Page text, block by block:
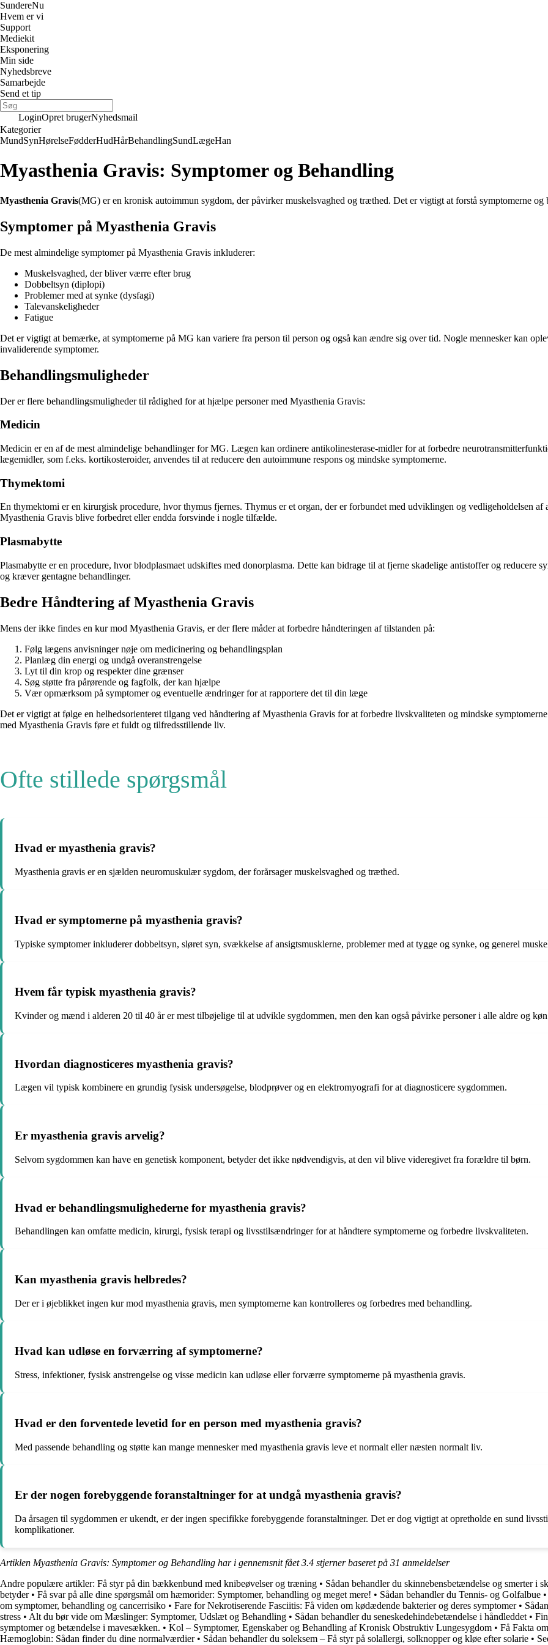
SundereNu
Hvem er vi
Support
Mediekit
Eksponering
Min side
Nyhedsbreve
Samarbejde
Send et tip
LoginOpret brugerNyhedsmail
Kategorier
MundSynHørelseFødderHudHårBehandlingSundLægeHan
Myasthenia Gravis: Symptomer og Behandling
Myasthenia Gravis(MG) er en kronisk autoimmun sygdom, der påvirker muskelsvaghed og træthed. Det er vigtigt at forstå symptomerne
Symptomer på Myasthenia Gravis
De mest almindelige symptomer på Myasthenia Gravis inkluderer:
Muskelsvaghed, der bliver værre efter brug
Dobbeltsyn (diplopi)
Problemer med at synke (dysfagi)
Talevanskeligheder
Fatigue
Det er vigtigt at bemærke, at symptomerne på MG kan variere fra person til person og også kan ændre sig over tid. Nogle mennesker kan
invaliderende symptomer.
Behandlingsmuligheder
Der er flere behandlingsmuligheder til rådighed for at hjælpe personer med Myasthenia Gravis:
Medicin
Medicin er en af de mest almindelige behandlinger for MG. Lægen kan ordinere antikolinesterase-midler for at forbedre
lægemidler, som f.eks. kortikosteroider, anvendes til at reducere den autoimmune respons og mindske symptomerne.
Thymektomi
En thymektomi er en kirurgisk procedure, hvor thymus fjernes. Thymus er et organ, der er forbundet med udviklingen og vedligeholdelsen
Myasthenia Gravis blive forbedret eller endda forsvinde i nogle tilfælde.
Plasmabytte
Plasmabytte er en procedure, hvor blodplasmaet udskiftes med donorplasma. Dette kan bidrage til at fjerne skadelige antistoffer og
og kræver gentagne behandlinger.
Bedre Håndtering af Myasthenia Gravis
Mens der ikke findes en kur mod Myasthenia Gravis, er der flere måder at forbedre håndteringen af ​​tilstanden på:
Følg lægens anvisninger nøje om medicinering og behandlingsplan
Planlæg din energi og undgå overanstrengelse
Lyt til din krop og respekter dine grænser
Søg støtte fra pårørende og fagfolk, der kan hjælpe
Vær opmærksom på symptomer og eventuelle ændringer for at rapportere det til din læge
Det er vigtigt at følge en helhedsorienteret tilgang ved håndtering af Myasthenia Gravis for at forbedre livskvaliteten og mindske
med Myasthenia Gravis føre et fuldt og tilfredsstillende liv.
Ofte stillede spørgsmål
Hvad er myasthenia gravis?
Myasthenia gravis er en sjælden neuromuskulær sygdom, der forårsager muskelsvaghed og træthed.
Hvad er symptomerne på myasthenia gravis?
Typiske symptomer inkluderer dobbeltsyn, sløret syn, svækkelse af ansigtsmusklerne, problemer med at tygge og synke, og generel
Hvem får typisk myasthenia gravis?
Kvinder og mænd i alderen 20 til 40 år er mest tilbøjelige til at udvikle sygdommen, men den kan også påvirke personer i alle aldre og
Hvordan diagnosticeres myasthenia gravis?
Lægen vil typisk kombinere en grundig fysisk undersøgelse, blodprøver og en elektromyografi for at diagnosticere sygdommen.
Er myasthenia gravis arvelig?
Selvom sygdommen kan have en genetisk komponent, betyder det ikke nødvendigvis, at den vil blive videregivet fra forældre til børn.
Hvad er behandlingsmulighederne for myasthenia gravis?
Behandlingen kan omfatte medicin, kirurgi, fysisk terapi og livsstilsændringer for at håndtere symptomerne og forbedre livskvaliteten.
Kan myasthenia gravis helbredes?
Der er i øjeblikket ingen kur mod myasthenia gravis, men symptomerne kan kontrolleres og forbedres med behandling.
Hvad kan udløse en forværring af symptomerne?
Stress, infektioner, fysisk anstrengelse og visse medicin kan udløse eller forværre symptomerne på myasthenia gravis.
Hvad er den forventede levetid for en person med myasthenia gravis?
Med passende behandling og støtte kan mange mennesker med myasthenia gravis leve et normalt eller næsten normalt liv.
Er der nogen forebyggende foranstaltninger for at undgå myasthenia gravis?
Da årsagen til sygdommen er ukendt, er der ingen specifikke forebyggende foranstaltninger. Det er dog vigtigt at opretholde en sund
komplikationer.
Artiklen Myasthenia Gravis: Symptomer og Behandling har i gennemsnit fået3.4 stjerner baseret på 31 anmeldelser
Andre populære artikler: Få styr på din bækkenbund med knibeøvelser og træning • Sådan behandler du skinnebensbetændelse og smerter i
betyder• Få svar på alle dine spørgsmål om hæmorider: Symptomer, behandling og meget mere! • Sådan behandler du Tennis- og Golfalbue •
om symptomer, behandling og cancerrisiko • Fare for Nekrotiserende Fasciitis: Få viden om kødædende bakterier og deres symptomer•
stress • Alt du bør vide om Mæslinger: Symptomer, Udslæt og Behandling • Sådan behandler du seneskedehindebetændelse i håndleddet •
symptomer og betændelse i mavesækken. • Kol – Symptomer, Egenskaber og Behandling af Kronisk Obstruktiv Lungesygdom • Få Fakta
Hæmoglobin: Sådan finder du dine normalværdier• Sådan behandler du soleksem – Få styr på solallergi, solknopper og kløe efter solarie •